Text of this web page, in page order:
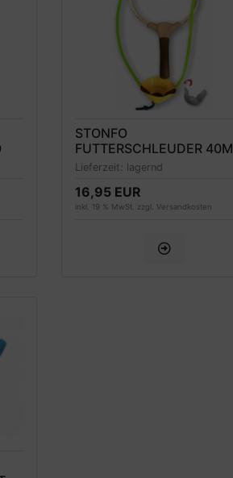
STONFO
FUTTERSCHLEUDER 40M
Lieferzeit: lagernd
16,95 EUR
inkl. 19 % MwSt. zzgl. Versandkosten